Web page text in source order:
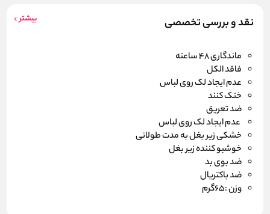
نقد و بررسی تخصصی بیشتر
ماندگاری 48 ساعته
فاقد الکل
عدم ایجاد لک روی لباس
خنک کنند
ضد تعریق
عدم ایجاد لک روی لباس
خشکی زیر بغل به مدت طولانی
خوشبو کننده زیر بغل
ضد بوی بد
ضد باکتریال
وزن :65گرم